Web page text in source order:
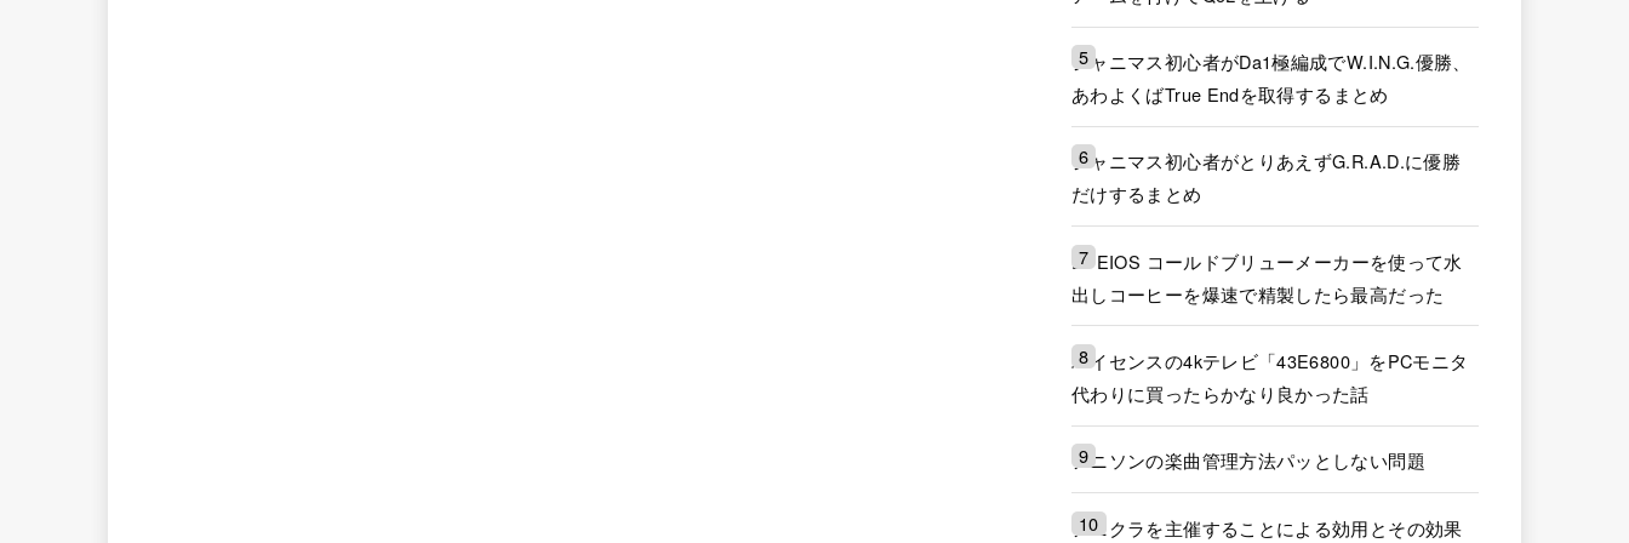
シャニマス初心者がDa1極編成でW.I.N.G.優勝、
あわよくばTrue Endを取得するまとめ
シャニマス初心者がとりあえずG.R.A.D.に優勝
だけするまとめ
EPEIOS コールドブリューメーカーを使って水
出しコーヒーを爆速で精製したら最高だった
ハイセンスの4kテレビ「43E6800」をPCモニタ
代わりに買ったらかなり良かった話
アニソンの楽曲管理方法パッとしない問題
アニクラを主催することによる効用とその効果